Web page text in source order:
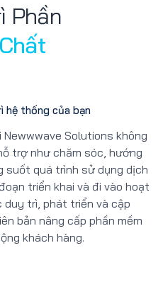
Phần
Chất
hệ thống của bạn
Solutions không
trợ như chăm sóc, hướng
suốt quá trình sử dụng dịch
triển khai và đi vào hoạt
duy trì, phát triển và cập
bản nâng cấp phần mềm
khách hàng.